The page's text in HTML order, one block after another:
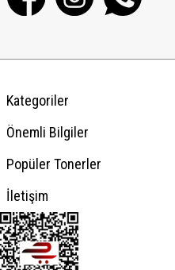
Kategoriler
Önemli Bilgiler
Popüler Tonerler
İletişim